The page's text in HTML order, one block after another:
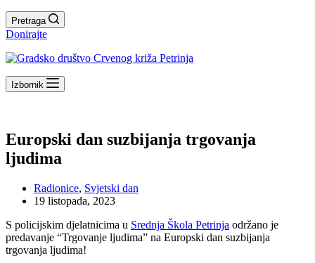
Pretraga
Donirajte
Izbornik
Europski dan suzbijanja trgovanja
ljudima
Radionice, Svjetski dan
19 listopada, 2023
S policijskim djelatnicima u Srednja Škola Petrinja održano je
predavanje “Trgovanje ljudima” na Europski dan suzbijanja
trgovanja ljudima!